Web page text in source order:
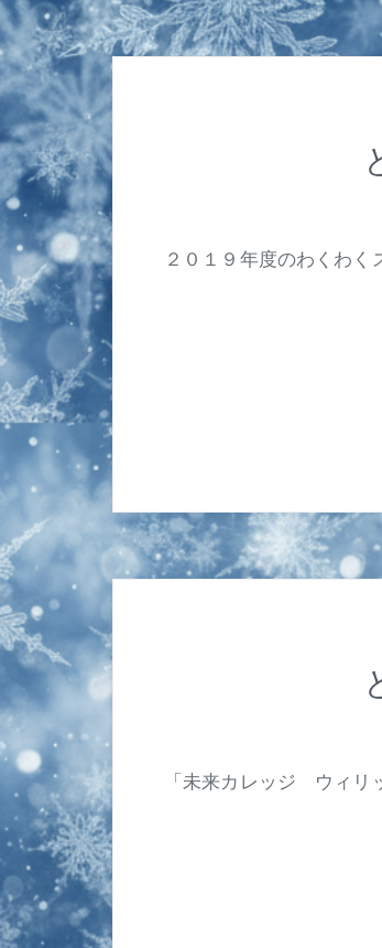
２０１９年度のわくわ
「未来カレッジ ウィリ